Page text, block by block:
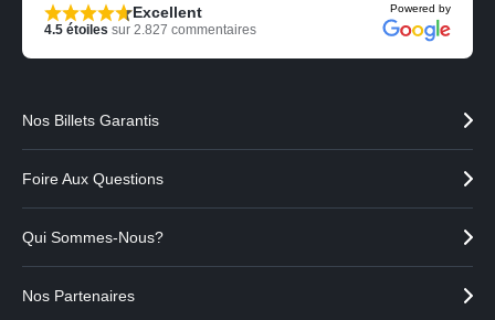
Excellent
4.5 étoiles sur 2.827 commentaires
Powered by
Nos Billets Garantis
Foire Aux Questions
Qui Sommes-Nous?
Nos Partenaires